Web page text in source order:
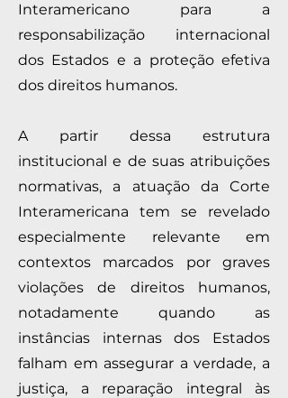
Interamericano para a
responsabilização internacional
dos Estados e a proteção efetiva
dos direitos humanos.
A partir dessa estrutura
institucional e de suas atribuições
normativas, a atuação da Corte
Interamericana tem se revelado
especialmente relevante em
contextos marcados por graves
violações de direitos humanos,
notadamente quando as
instâncias internas dos Estados
falham em assegurar a verdade, a
justiça, a reparação integral às